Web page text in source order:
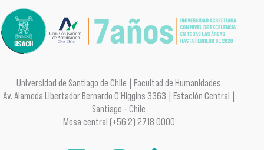
Universidad de Santiago de Chile | Facultad de Humanidades
Av. Alameda Libertador Bernardo O'Higgins 3363 | Estación Central |
Santiago - Chile
Mesa central (+56 2) 2718 0000